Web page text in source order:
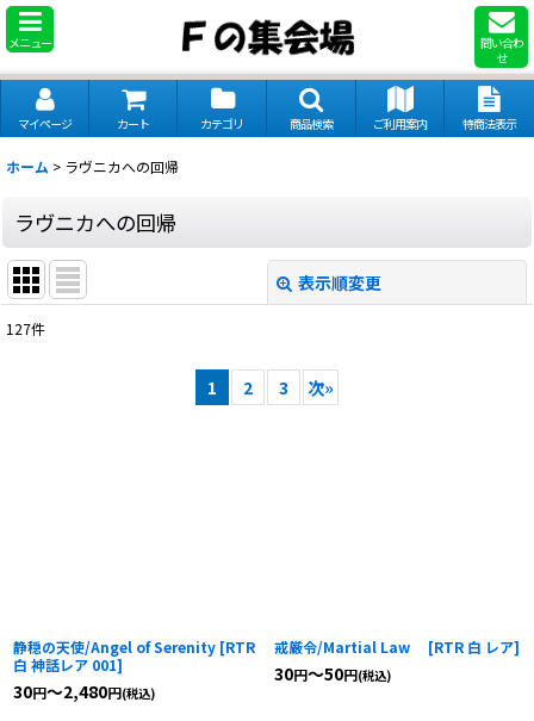
メニュー
問い合わ
せ
マイページ カート カテゴリ 商品検索 ご利用案内 特商法表示
ホーム > ラヴニカへの回帰
ラヴニカへの回帰
表示順変更
127件
1 2 3 次»
静穏の天使/Angel of Serenity [RTR
白 神話レア 001]
30円～2,480円(税込)
戒厳令/Martial Law [RTR 白 レア]
30円～50円(税込)